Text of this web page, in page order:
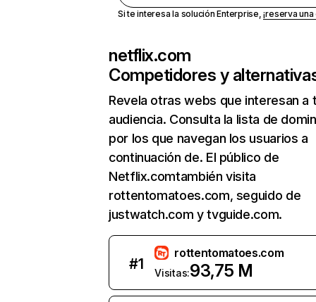
Si te interesa la solución Enterprise,¡reserva
netflix.com
Competidores y
Revela otras webs que interesan a
audiencia. Consulta la lista de
por los que navegan los usuarios a
continuación de. El público de
Netflix.comtambién visita
rottentomatoes.com, seguido de
justwatch.com y tvguide.com.
#1
rottentomatoes.com
Visitas:93,75 M